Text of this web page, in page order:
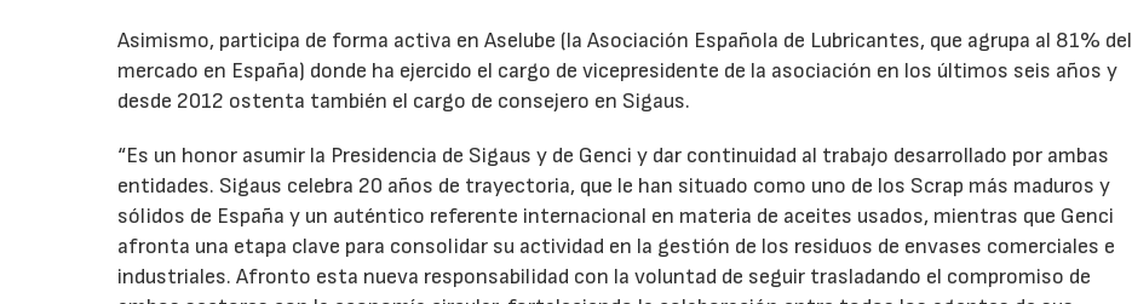
Asimismo, participa de forma activa en Aselube (la Asociación Española de Lubricantes, que agrupa al 81% del
mercado en España) donde ha ejercido el cargo de vicepresidente de la asociación en los últimos seis años y
desde 2012 ostenta también el cargo de consejero en Sigaus.
“Es un honor asumir la Presidencia de Sigaus y de Genci y dar continuidad al trabajo desarrollado por ambas
entidades. Sigaus celebra 20 años de trayectoria, que le han situado como uno de los Scrap más maduros y
sólidos de España y un auténtico referente internacional en materia de aceites usados, mientras que Genci
afronta una etapa clave para consolidar su actividad en la gestión de los residuos de envases comerciales e
industriales. Afronto esta nueva responsabilidad con la voluntad de seguir trasladando el compromiso de